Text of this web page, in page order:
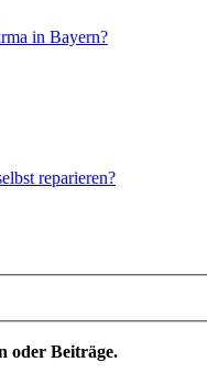
in Bayern?
reparieren?
oder Beiträge.